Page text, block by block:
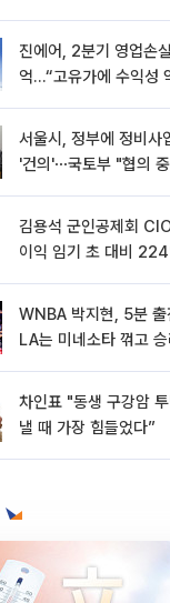
진에어, 2분기 영업손
억…“고유가에 수익성
서울시, 정부에 정비사
'건의'⋯국토부 "협의
김용석 군인공제회
이익 임기 초 대비
WNBA 박지현, 5분
LA는 미네소타 꺾고 승
차인표 "동생 구강암
낼 때 가장 힘들었다”